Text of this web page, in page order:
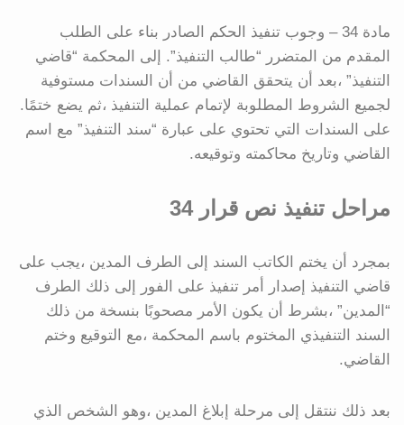
مادة 34 – وجوب تنفيذ الحكم الصادر بناء على الطلب
المقدم من المتضرر “طالب التنفيذ”. إلى المحكمة “قاضي
التنفيذ” ،بعد أن يتحقق القاضي من أن السندات مستوفية
لجميع الشروط المطلوبة لإتمام عملية التنفيذ ،ثم يضع ختمًا.
على السندات التي تحتوي على عبارة “سند التنفيذ” مع اسم
القاضي وتاريخ محاكمته وتوقيعه.
مراحل تنفيذ نص قرار 34
بمجرد أن يختم الكاتب السند إلى الطرف المدين ،يجب على
قاضي التنفيذ إصدار أمر تنفيذ على الفور إلى ذلك الطرف
“المدين” ،بشرط أن يكون الأمر مصحوبًا بنسخة من ذلك
السند التنفيذي المختوم باسم المحكمة ،مع التوقيع وختم
القاضي.
بعد ذلك ننتقل إلى مرحلة إبلاغ المدين ،وهو الشخص الذي